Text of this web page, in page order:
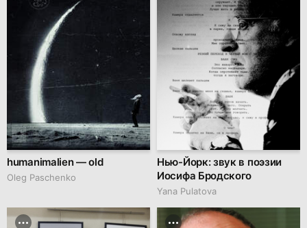
humanimalien — old
Oleg Paschenko
Нью-Йорк: звук в поэзии
Иосифа Бродского
Yana Pulatova